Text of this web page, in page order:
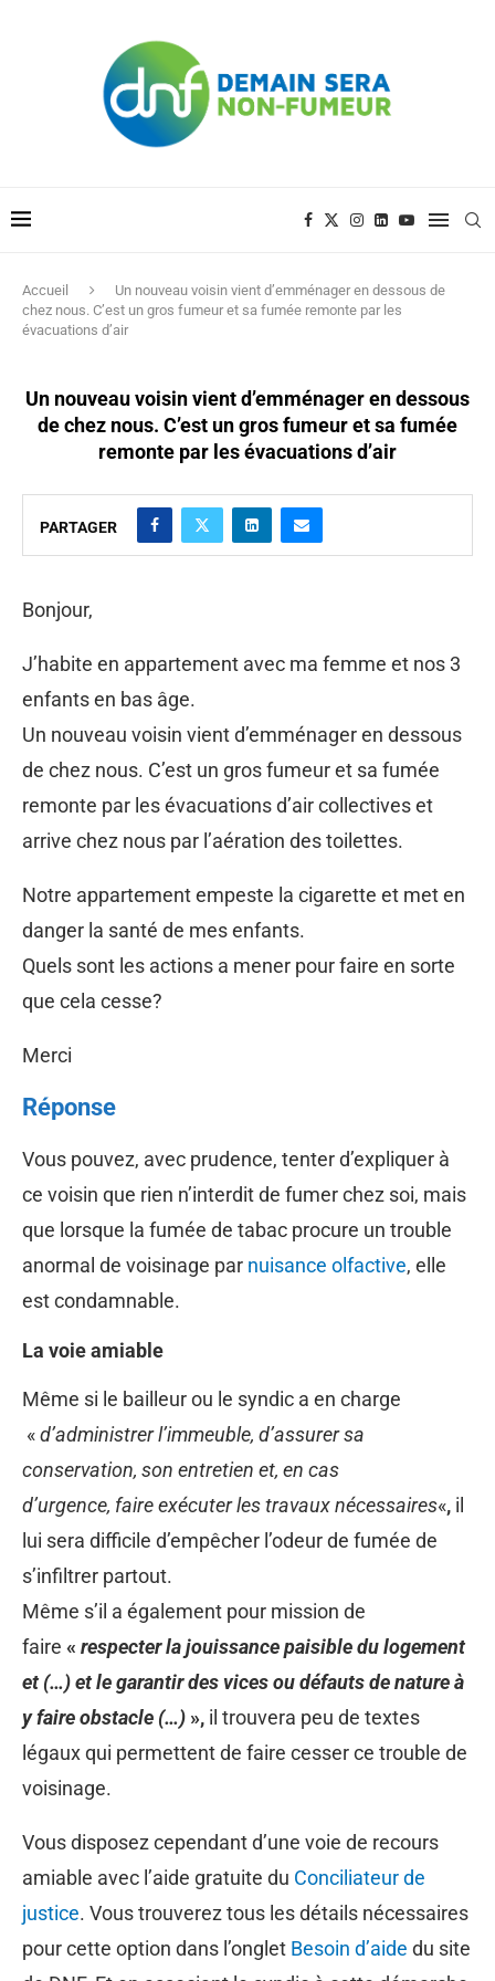
Accueil
Un nouveau voisin vient d’emménager en dessous de
chez nous. C’est un gros fumeur et sa fumée remonte par les
évacuations d’air
Un nouveau voisin vient d’emménager en dessous
de chez nous. C’est un gros fumeur et sa fumée
remonte par les évacuations d’air
PARTAGER
Bonjour,
J’habite en appartement avec ma femme et nos 3
enfants en bas âge.
Un nouveau voisin vient d’emménager en dessous
de chez nous. C’est un gros fumeur et sa fumée
remonte par les évacuations d’air collectives et
arrive chez nous par l’aération des toilettes.
Notre appartement empeste la cigarette et met en
danger la santé de mes enfants.
Quels sont les actions a mener pour faire en sorte
que cela cesse?
Merci
Réponse
Vous pouvez, avec prudence, tenter d’expliquer à
ce voisin que rien n’interdit de fumer chez soi, mais
que lorsque la fumée de tabac procure un trouble
anormal de voisinage par nuisance olfactive, elle
est condamnable.
La voie amiable
Même si le bailleur ou le syndic a en charge
«d’administrer l’immeuble, d’assurer sa
conservation, son entretien et, en cas
d’urgence, faire exécuter les travaux nécessaires«, il
lui sera difficile d’empêcher l’odeur de fumée de
s’infiltrer partout.
Même s’il a également pour mission de
faire « respecter la jouissance paisible du logement
et (…) et le garantir des vices ou défauts de nature à
y faire obstacle (…) », il trouvera peu de textes
légaux qui permettent de faire cesser ce trouble de
voisinage.
Vous disposez cependant d’une voie de recours
amiable avec l’aide gratuite du Conciliateur de
justice. Vous trouverez tous les détails nécessaires
pour cette option dans l’onglet Besoin d’aide du site